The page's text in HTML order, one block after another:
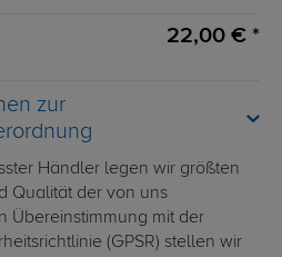
22,00 € *
zur
Händler legen wir größten
Qualität der von uns
Übereinstimmung mit der
(GPSR) stellen wir